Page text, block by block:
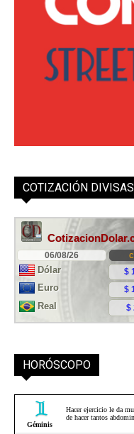
COTIZACIÓN DIVISAS
HORÓSCOPO